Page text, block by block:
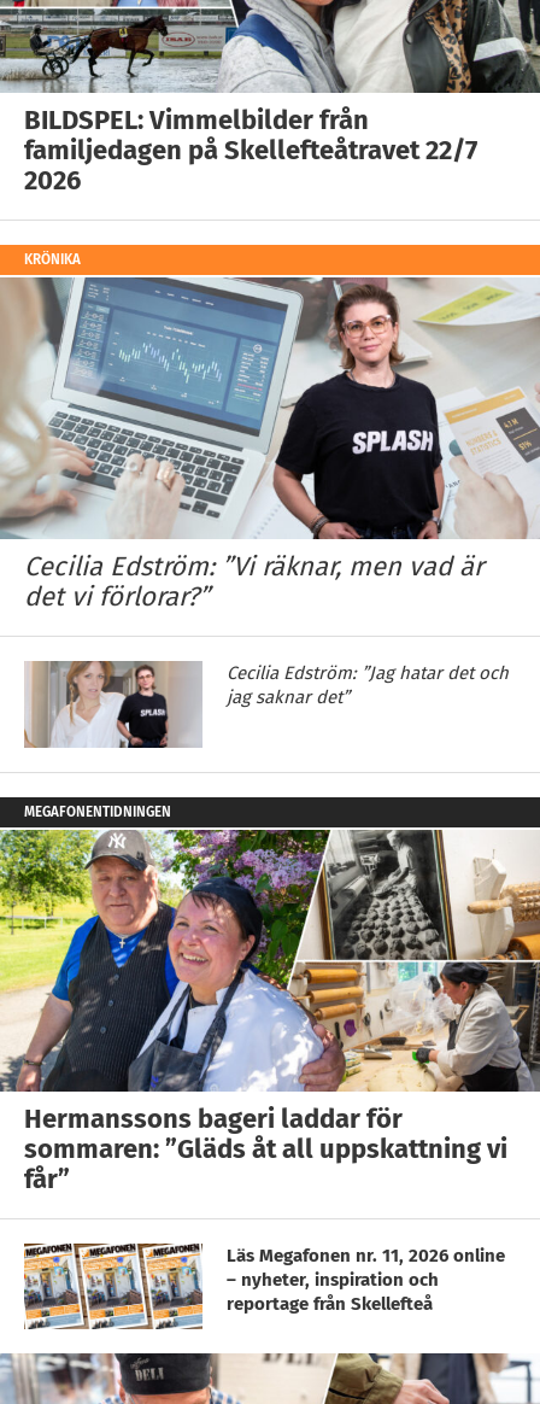
BILDSPEL: Vimmelbilder från
familjedagen på Skellefteåtravet 22/7
2026
KRÖNIKA
Cecilia Edström: ”Vi räknar, men vad är
det vi förlorar?”
Cecilia Edström: ”Jag hatar det och
jag saknar det”
MEGAFONENTIDNINGEN
Hermanssons bageri laddar för
sommaren: ”Gläds åt all uppskattning vi
får”
Läs Megafonen nr. 11, 2026 online
– nyheter, inspiration och
reportage från Skellefteå